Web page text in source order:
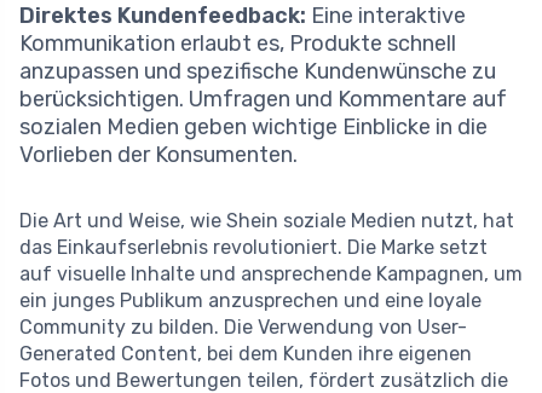
Direktes Kundenfeedback: Eine interaktive
Kommunikation erlaubt es, Produkte schnell
anzupassen und spezifische Kundenwünsche zu
berücksichtigen. Umfragen und Kommentare auf
sozialen Medien geben wichtige Einblicke in die
Vorlieben der Konsumenten.
Die Art und Weise, wie Shein soziale Medien nutzt, hat
das Einkaufserlebnis revolutioniert. Die Marke setzt
auf visuelle Inhalte und ansprechende Kampagnen, um
ein junges Publikum anzusprechen und eine loyale
Community zu bilden. Die Verwendung von User-
Generated Content, bei dem Kunden ihre eigenen
Fotos und Bewertungen teilen, fördert zusätzlich die